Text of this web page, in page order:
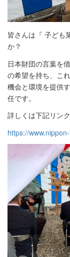
皆さんは『 子ども
か？
日本財団の言葉を
の希望を持ち、こ
機会と環境を提供
任です。
詳しくは下記リン
https://